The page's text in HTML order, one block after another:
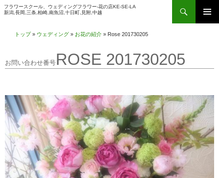
フラワースクール、ウェディングフラワー-花の店KE-SE-LA
新潟,長岡,三条,柏崎,南魚沼,十日町,見附,中越
検
索
ツ
ス
キ
トップ» ウェディング » お花の紹介 » Rose 201730205
ROSE 201730205